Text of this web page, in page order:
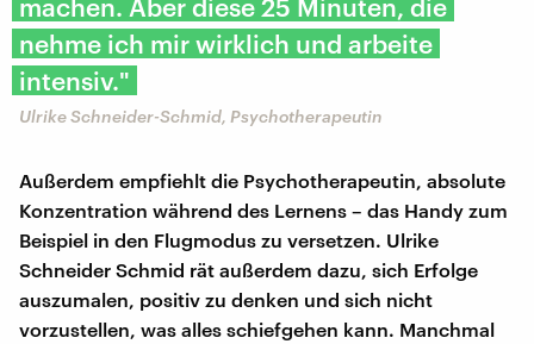
machen. Aber diese 25 Minuten, die
nehme ich mir wirklich und arbeite
intensiv."
Ulrike Schneider-Schmid, Psychotherapeutin
Außerdem empfiehlt die Psychotherapeutin, absolute
Konzentration während des Lernens – das Handy zum
Beispiel in den Flugmodus zu versetzen. Ulrike
Schneider Schmid rät außerdem dazu, sich Erfolge
auszumalen, positiv zu denken und sich nicht
vorzustellen, was alles schiefgehen kann. Manchmal